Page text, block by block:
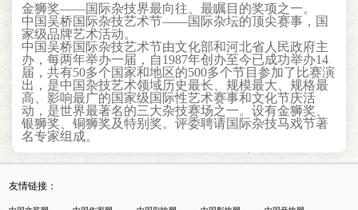
金狮奖——国际杂技界最向往、最瞩目的奖项之一。
中国吴桥国际杂技艺术节——国际杂坛的顶尖赛事，国
家级品牌艺术活动。
中国吴桥国际杂技艺术节由文化部和河北省人民政府主
办，每两年举办一届，自1987年创办至今已成功举办14
届，共有50多个国家和地区的500多个节目参加了比赛演
出，是中国杂技艺术领域历史最长、规模最大、规格最
高、影响最广的国家级国际性艺术赛事和文化节庆活
动，是世界最著名的三大杂技赛场之一。设有金狮奖、
银狮奖、铜狮奖及特别奖。评委聘请国际杂技马戏节著
名专家组成。
友情链接：